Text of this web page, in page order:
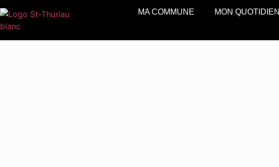
MA COMMUNE MON QUOTIDIEN